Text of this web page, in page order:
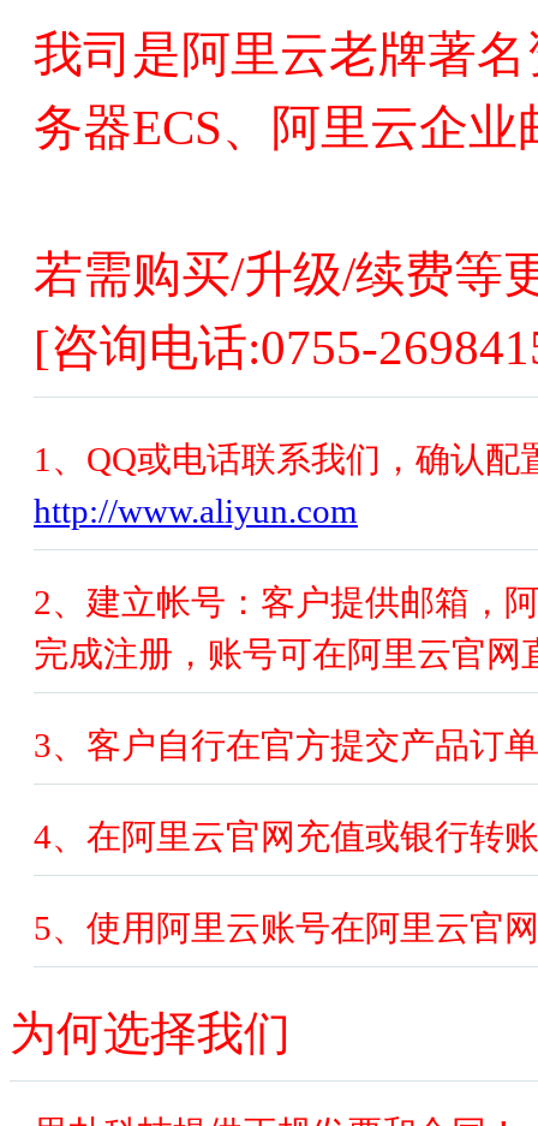
我司是阿里云老牌著
务器ECS、阿里云企
若需购买/升级/续费等
[咨询电话:0755-
1、QQ或电话联系我们，确认
http://www.aliyun.com
2、建立帐号：客户提供邮箱，
完成注册，账号可在阿里云官
3、客户自行在官方提交产品订
4、在阿里云官网充值或银行转
5、使用阿里云账号在阿里云官
为何选择我们